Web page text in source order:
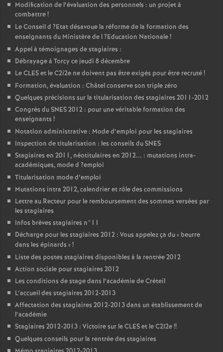
Modification de l’évaluation des personnels : un projet à
combattre!
Le Conseil d ?Etat désavoue la réforme de la formation des
enseignants du Ministère de l?Education Nationale!
Appel à témoignages de stagiaires :
Débrayage à Torcy ce jeudi 8 décembre
LeCLESet le C2i2e ne doivent pas être exigés pour être recruté!
Formation, évaluation : Châtel conserve son triple zéro
Quelques précisions sur la titularisation des stagiaires 2011-2012
Congrès duSNES2012 : pour une véritable formation des
enseignants !
Notation administrative : Mode d’emploi pour les stagiaires
Inspection de titularisation : les conseils duSNES
Stagiaires en 2011, néotitulaires en 2012... : mutations intra-
académiques, mode d ?emploi
Titularisation mode d’emploi
Mutations intra 2012, calendrier et rôle des commissions
Lettre au Recteur pour le remboursement des sommes versées par
les stagiaires
Infos brèves stagiaires n°11
Décharge pour les stagiaires 2012 : Vous appelez ça du « beurre
dans les épinards »!
Liste des postes stagiaires disponibles à la rentrée 2012
Action sociale pour stagiaires 2012
Les conditions de stage dans l’académie de Créteil
L’accueil des stagiaires 2012-2013
Affectation des stagiaires 2012-2013 dans un établissement de
l’académie
Stagiaires 2012-2013 : Victoire sur leCLESet le C2I2e!!
Quelques conseils pour la rentrée des stagiaires